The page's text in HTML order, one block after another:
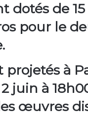
dotés de
pour le
à
juin à
œuvres